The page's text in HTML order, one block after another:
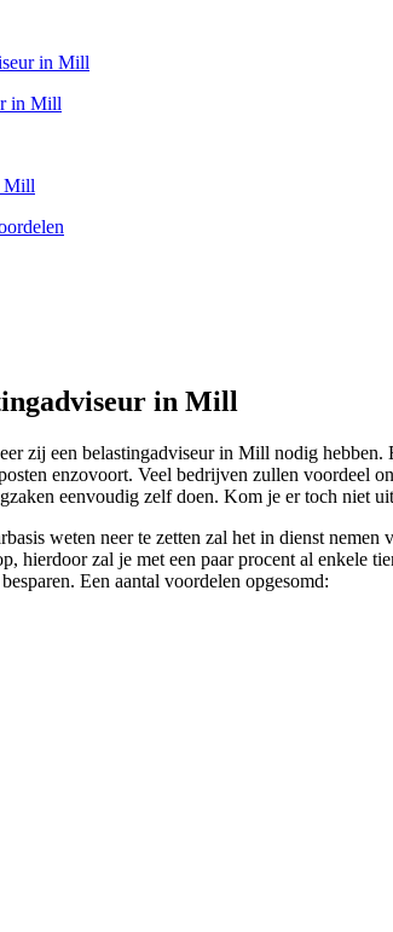
in Mill
in Mill
Mill
in Mill
zij een belastingadviseur in Mill nodig
enzovoort. Veel bedrijven zullen
eenvoudig zelf doen. Kom je er toch niet
weten neer te zetten zal het in dienst
hierdoor zal je met een paar procent al enkele
Een aantal voordelen opgesomd: